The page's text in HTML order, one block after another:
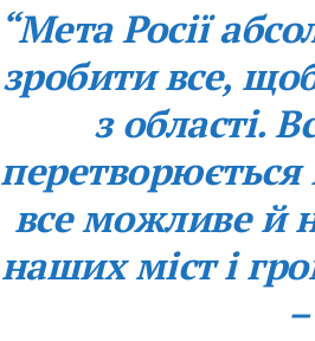
“Мета Росії
зробити все,
з області.
все можливе й
наших міст і